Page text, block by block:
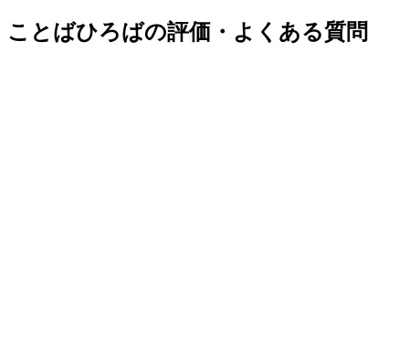
ことばひろばの評価・よくある質問